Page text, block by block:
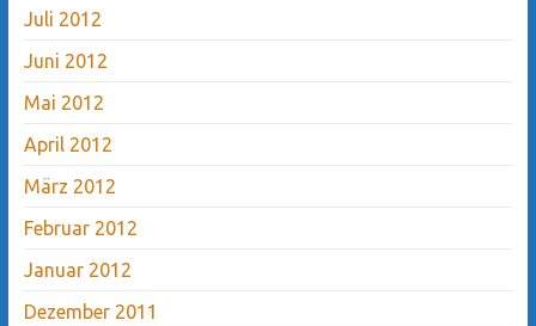
Juli 2012
Juni 2012
Mai 2012
April 2012
März 2012
Februar 2012
Januar 2012
Dezember 2011